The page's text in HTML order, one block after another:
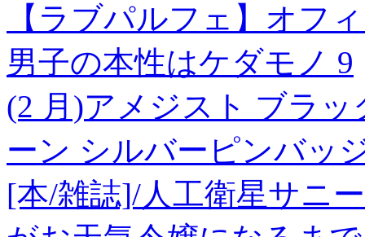
【ラブパルフェ】オフ
男子の本性はケダモノ 9
(2 月)アメジスト ブラ
ーン シルバーピンバッ
[本/雑誌]/人工衛星サニ